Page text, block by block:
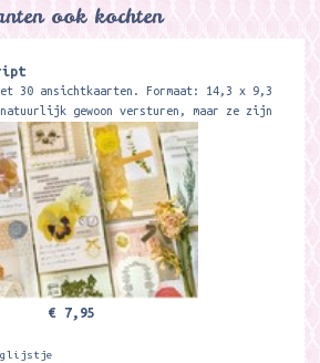
ook kochten
30 ansichtkaarten. Formaat: 14,3 x 9,3
gewoon versturen, maar ze zijn
€ 7,95